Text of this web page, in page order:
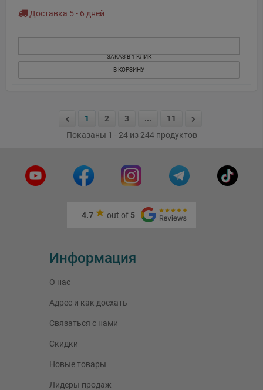
Доставка 5 - 6 дней
ЗАКАЗ В 1 КЛИК
В КОРЗИНУ
1 2 3 ...
11
Показаны 1 - 24 из 244 продуктов
4.7 out of 5
Информация
О нас
Адрес и как доехать
Связаться с нами
Скидки
Новые товары
Лидеры продаж